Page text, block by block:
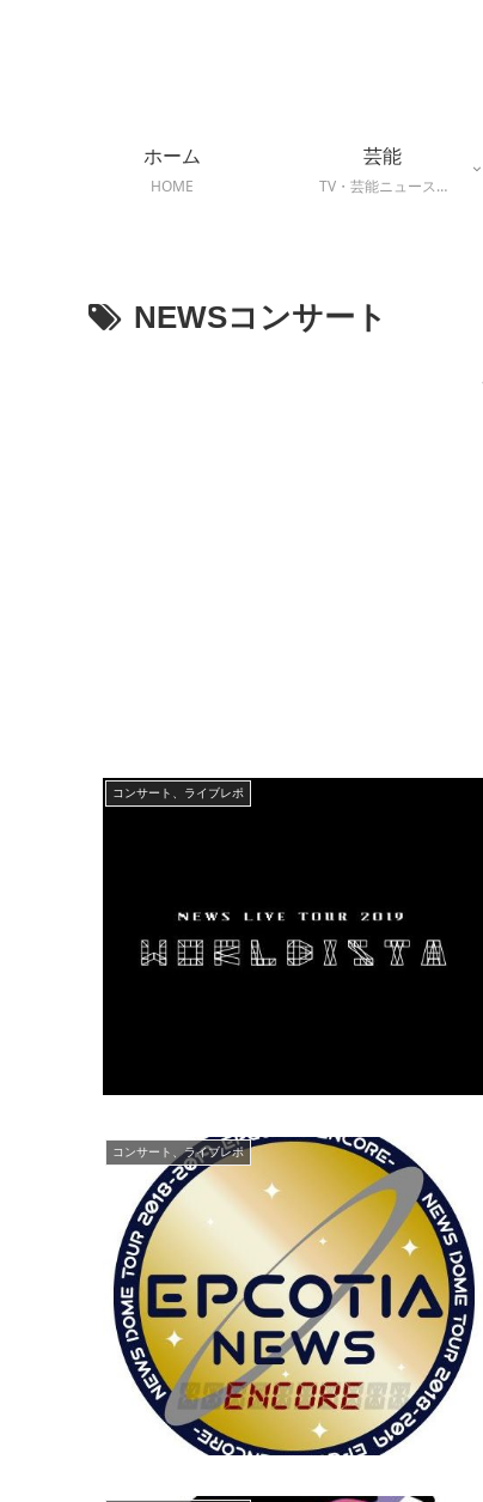
ホーム
HOME
芸能
TV・芸能ニュース…
NEWSコンサート
コンサート、ライブレポ
コンサート、ライブレポ